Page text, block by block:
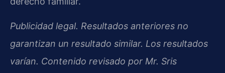
Publicidad legal. Resultados anteriores no
garantizan un resultado similar. Los resultados
varían. Contenido revisado por Mr. Sris